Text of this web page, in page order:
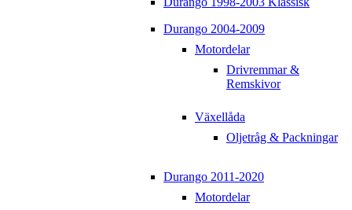
Durango 2004-2009
Motordelar
Drivremmar &
Remskivor
Växellåda
Oljetråg & Packningar
Durango 2011-2020
Motordelar